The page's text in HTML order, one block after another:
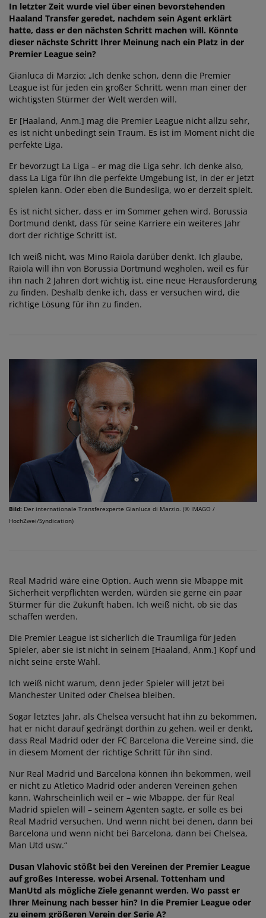
In letzter Zeit wurde viel über einen bevorstehenden
Haaland Transfer geredet, nachdem sein Agent erklärt
hatte, dass er den nächsten Schritt machen will. Könnte
dieser nächste Schritt Ihrer Meinung nach ein Platz in der
Premier League sein?
Gianluca di Marzio: „Ich denke schon, denn die Premier
League ist für jeden ein großer Schritt, wenn man einer der
wichtigsten Stürmer der Welt werden will.
Er [Haaland, Anm.] mag die Premier League nicht allzu sehr,
es ist nicht unbedingt sein Traum. Es ist im Moment nicht die
perfekte Liga.
Er bevorzugt La Liga – er mag die Liga sehr. Ich denke also,
dass La Liga für ihn die perfekte Umgebung ist, in der er jetzt
spielen kann. Oder eben die Bundesliga, wo er derzeit spielt.
Es ist nicht sicher, dass er im Sommer gehen wird. Borussia
Dortmund denkt, dass für seine Karriere ein weiteres Jahr
dort der richtige Schritt ist.
Ich weiß nicht, was Mino Raiola darüber denkt. Ich glaube,
Raiola will ihn von Borussia Dortmund wegholen, weil es für
ihn nach 2 Jahren dort wichtig ist, eine neue Herausforderung
zu finden. Deshalb denke ich, dass er versuchen wird, die
richtige Lösung für ihn zu finden.
Bild: Der internationale Transferexperte Gianluca di Marzio. (© IMAGO /
HochZwei/Syndication)
Real Madrid wäre eine Option. Auch wenn sie Mbappe mit
Sicherheit verpflichten werden, würden sie gerne ein paar
Stürmer für die Zukunft haben. Ich weiß nicht, ob sie das
schaffen werden.
Die Premier League ist sicherlich die Traumliga für jeden
Spieler, aber sie ist nicht in seinem [Haaland, Anm.] Kopf und
nicht seine erste Wahl.
Ich weiß nicht warum, denn jeder Spieler will jetzt bei
Manchester United oder Chelsea bleiben.
Sogar letztes Jahr, als Chelsea versucht hat ihn zu bekommen,
hat er nicht darauf gedrängt dorthin zu gehen, weil er denkt,
dass Real Madrid oder der FC Barcelona die Vereine sind, die
in diesem Moment der richtige Schritt für ihn sind.
Nur Real Madrid und Barcelona können ihn bekommen, weil
er nicht zu Atletico Madrid oder anderen Vereinen gehen
kann. Wahrscheinlich weil er – wie Mbappe, der für Real
Madrid spielen will – seinem Agenten sagte, er solle es bei
Real Madrid versuchen. Und wenn nicht bei denen, dann bei
Barcelona und wenn nicht bei Barcelona, dann bei Chelsea,
Man Utd usw.“
Dusan Vlahovic stößt bei den Vereinen der Premier League
auf großes Interesse, wobei Arsenal, Tottenham und
ManUtd als mögliche Ziele genannt werden. Wo passt er
Ihrer Meinung nach besser hin? In die Premier League oder
zu einem größeren Verein der Serie A?